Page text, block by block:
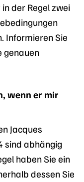
der Regel zwei
Informieren Sie
genauen
wenn er mir
Jacques
sind abhängig
haben Sie ein
dessen Sie